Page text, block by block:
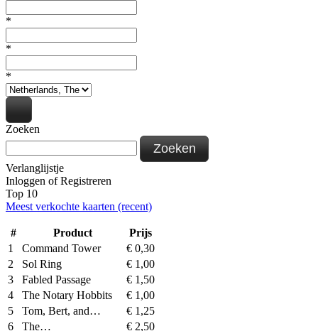
*
*
*
Zoeken
Zoeken
Verlanglijstje
Inloggen ofRegistreren
Top 10
Meest verkochte kaarten (recent)
# Product
Prijs
1
Command Tower € 0,30
2
Sol Ring € 1,00
3
Fabled Passage € 1,50
4
The Notary Hobbits € 1,00
5
Tom, Bert, and… € 1,25
6
The… € 2,50